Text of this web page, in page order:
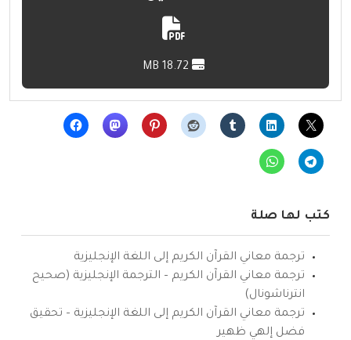
كتب لها صلة
ترجمة معاني القرآن الكريم إلى اللغة الإنجليزية
ترجمة معاني القرآن الكريم – الترجمة الإنجليزية (صحيح
انترناشونال)
ترجمة معاني القرآن الكريم إلى اللغة الإنجليزية – تحقيق
فضل إلهي ظهير